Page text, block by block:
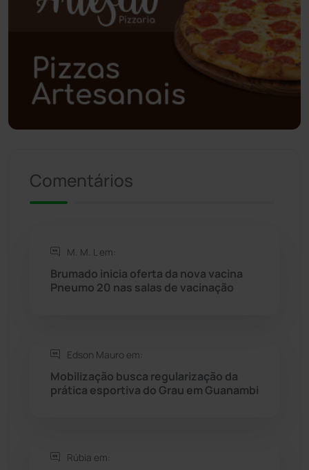
Polícia Civil (57)
Polícia Militar (27)
Política (03)
Presidente Jânio Qu... (125)
Rio de Contas
Rio do Antônio
Rio do Pires
Seabra
Sebastião Laranjeiras (96)
Comentários
M. M. L em:
Brumado inicia oferta da nova vacina
Pneumo 20 nas salas de vacinação
Edson Mauro em:
Mobilização busca regularização da
prática esportiva do Grau em Guanambi
Rúbia em: